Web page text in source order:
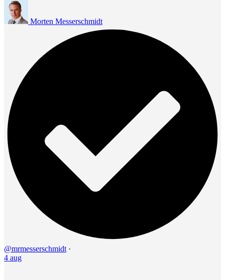
Morten Messerschmidt
@mrmesserschmidt ·
4 aug